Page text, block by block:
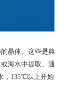
我们
晶体。这些是典
海水中提取。通
，135℃以上开始